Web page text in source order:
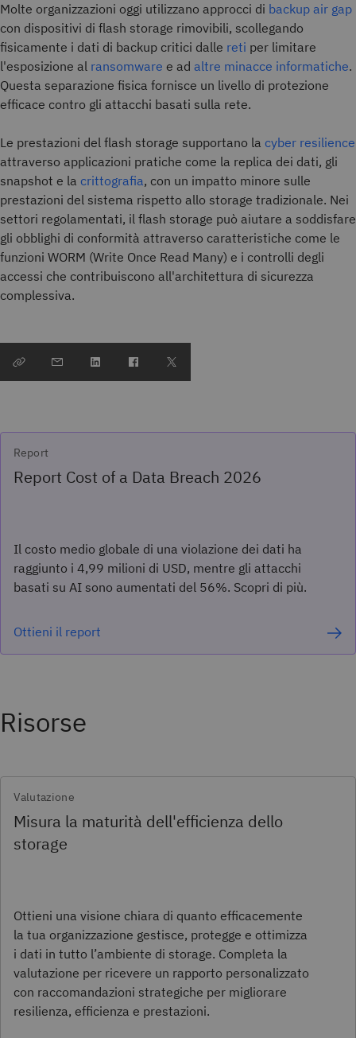
Molte organizzazioni oggi utilizzano approcci di backup air gap
con dispositivi di flash storage rimovibili, scollegando
fisicamente i dati di backup critici dalle reti per limitare
l'esposizione al ransomware e ad altre minacce informatiche.
Questa separazione fisica fornisce un livello di protezione
efficace contro gli attacchi basati sulla rete.
Le prestazioni del flash storage supportano la cyber resilience
attraverso applicazioni pratiche come la replica dei dati, gli
snapshot e la crittografia, con un impatto minore sulle
prestazioni del sistema rispetto allo storage tradizionale. Nei
settori regolamentati, il flash storage può aiutare a soddisfare
gli obblighi di conformità attraverso caratteristiche come le
funzioni WORM (Write Once Read Many) e i controlli degli
accessi che contribuiscono all'architettura di sicurezza
complessiva.
Report
Report Cost of a Data Breach 2026
Il costo medio globale di una violazione dei dati ha
raggiunto i 4,99 milioni di USD, mentre gli attacchi
basati su AI sono aumentati del 56%. Scopri di più.
Ottieni il report
Risorse
Valutazione
Misura la maturità dell'efficienza dello
storage
Ottieni una visione chiara di quanto efficacemente
la tua organizzazione gestisce, protegge e ottimizza
i dati in tutto l’ambiente di storage. Completa la
valutazione per ricevere un rapporto personalizzato
con raccomandazioni strategiche per migliorare
resilienza, efficienza e prestazioni.